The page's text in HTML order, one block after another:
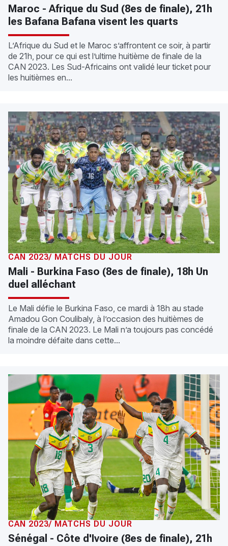
Maroc - Afrique du Sud (8es de finale), 21h
les Bafana Bafana visent les quarts
L’Afrique du Sud et le Maroc s’affrontent ce soir, à partir
de 21h, pour ce qui est l’ultime huitième de finale de la
CAN 2023. Les Sud-Africains ont validé leur ticket pour
les huitièmes en...
CAN 2023/ MATCHS DU JOUR
Mali - Burkina Faso (8es de finale), 18h Un
duel alléchant
Le Mali défie le Burkina Faso, ce mardi à 18h au stade
Amadou Gon Coulibaly, à l’occasion des huitièmes de
finale de la CAN 2023. Le Mali n’a toujours pas concédé
la moindre défaite dans cette...
CAN 2023/ MATCHS DU JOUR
Sénégal - Côte d'Ivoire (8es de finale), 21h